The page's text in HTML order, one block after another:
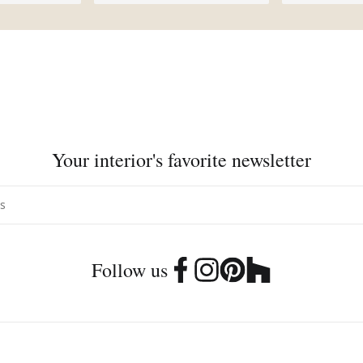
Your interior's favorite newsletter
Follow us